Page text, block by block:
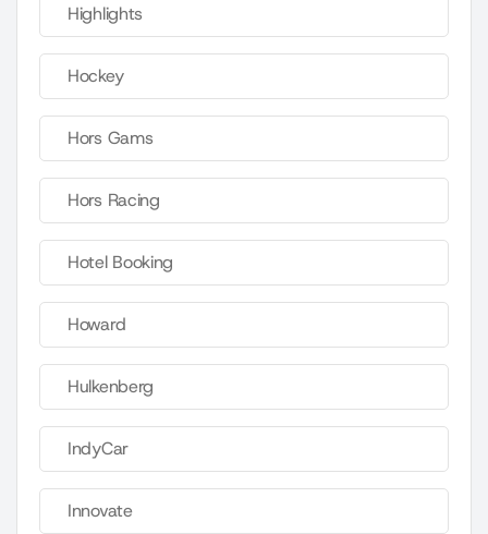
Highlights
Hockey
Hors Gams
Hors Racing
Hotel Booking
Howard
Hulkenberg
IndyCar
Innovate